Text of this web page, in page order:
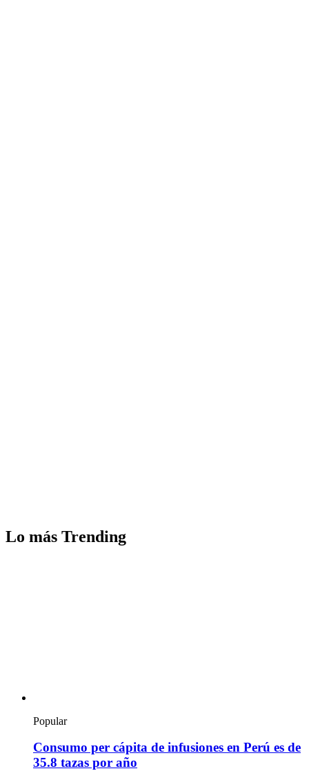
Lo más Trending
Popular
Consumo per cápita de infusiones en Perú es de
35.8 tazas por año